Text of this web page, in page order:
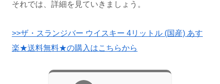
それでは、詳細を見ていきましょう。
>>ザ・スランジバー ウイスキー 4リットル (国産) あす
楽★送料無料★の購入はこちらから